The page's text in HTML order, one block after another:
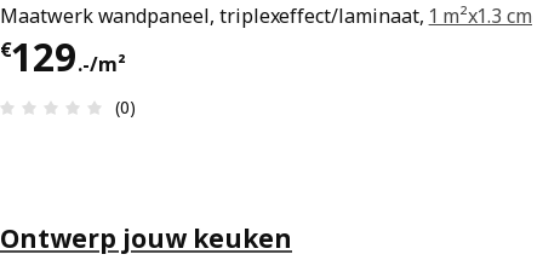
Maatwerk wandpaneel, triplexeffect/laminaat, 1 m²x1.3 cm
€129.-/m²
Prijs € 129.-/m²
Review: 0 van 5 sterren. Totaal beoordelingen: 0
(0)
Ontwerp jouw keuken